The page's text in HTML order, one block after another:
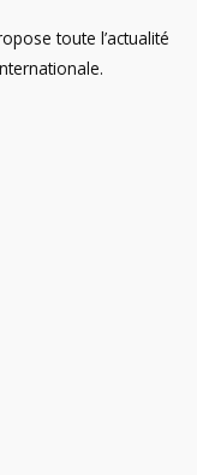
toute l’actualité